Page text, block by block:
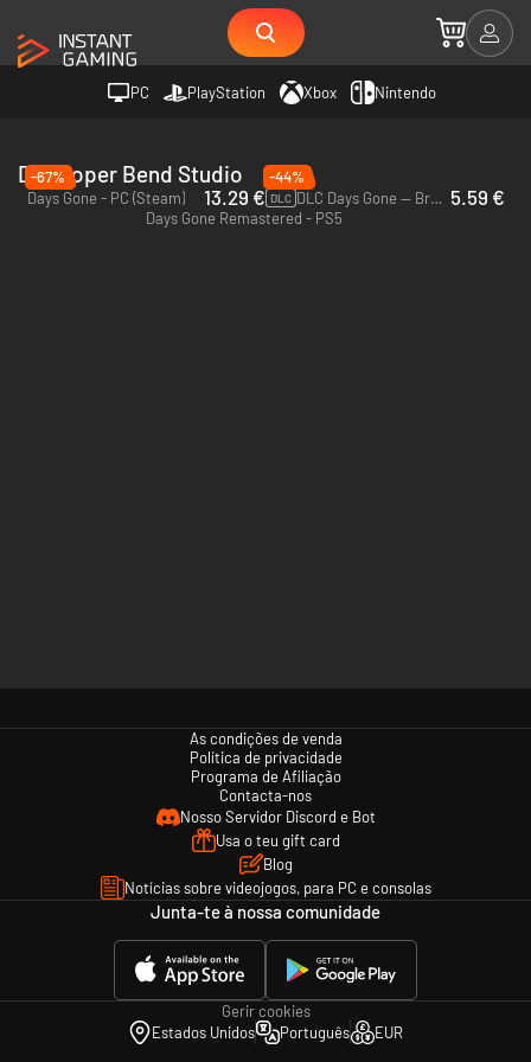
PC PlayStation Xbox Nintendo
Developer Bend Studio
-67%
Days Gone - PC (Steam)
13.29 €
-44%
DLC DLC Days Gone — Broken Road - PC (Steam) 5.59 €
Days Gone Remastered - PS5
As condições de venda
Política de privacidade
Programa de Afiliação
Contacta-nos
Nosso Servidor Discord e Bot
Usa o teu gift card
Blog
Notícias sobre videojogos, para PC e consolas
Junta-te à nossa comunidade
Gerir cookies
Estados Unidos
Português EUR